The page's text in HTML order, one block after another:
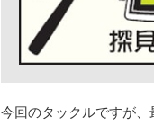
今回のタックルですが